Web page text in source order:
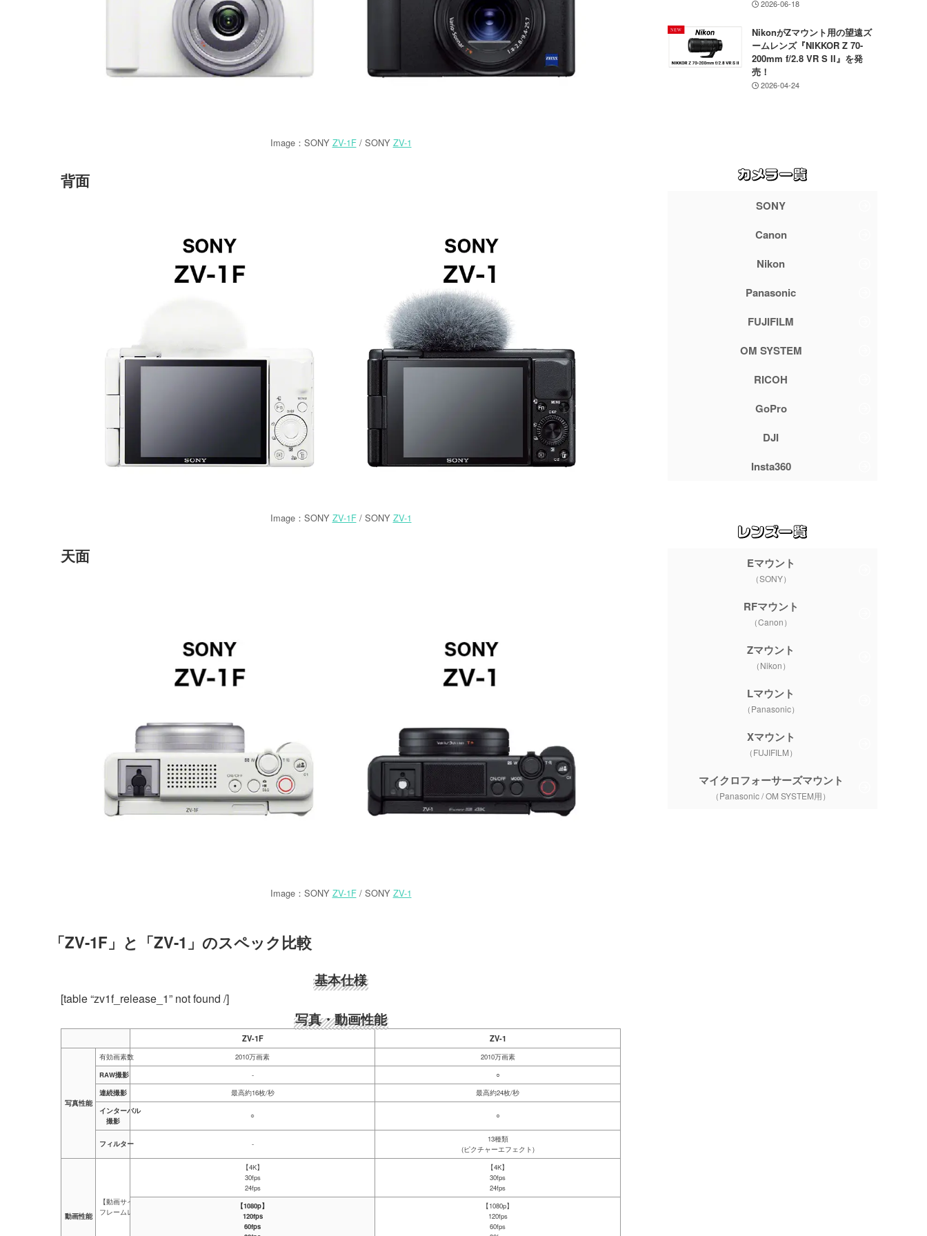
Image：SONY ZV-1F/ SONY ZV-1
背面
Image：SONY ZV-1F/ SONY ZV-1
天面
Image：SONY ZV-1F/ SONY ZV-1
「ZV-1F」と「ZV-1」のスペック比較
基本仕様
[table “zv1f_release_1” not found /]
写真・動画性能
ZV-1F ZV-1
写真性能
有効画素数 2010万画素
2010万画素
RAW撮影
-
○
連続撮影
最高約16枚/秒
最高約24枚/秒
インターバル
撮影
○ ○
フィルター -
13種類
(ピクチャーエフェクト)
動画性能
【動画サイズ】
フレームレート
【4K】
30fps
24fps
【4K】
30fps
24fps
【1080p】
120fps
60fps
【1080p】
120fps
60fps
2026-06-18
NikonがZマウント用の望遠ズ
ームレンズ『NIKKOR Z 70-
200mm f/2.8 VR S II』を発
売！
2026-04-24
SONY
Canon
Nikon
Panasonic
FUJIFILM
OM SYSTEM
RICOH
GoPro
DJI
Insta360
Eマウント
（SONY）
RFマウント
（Canon）
Zマウント
（Nikon）
Lマウント
（Panasonic）
Xマウント
（FUJIFILM）
マイクロフォーサーズマウント
（Panasonic / OM SYSTEM用）